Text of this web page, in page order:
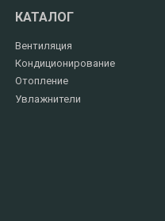
КАТАЛОГ
Вентиляция
Кондиционирование
Отопление
Увлажнители